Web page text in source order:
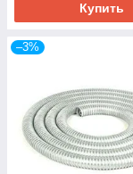
Купить
–3%